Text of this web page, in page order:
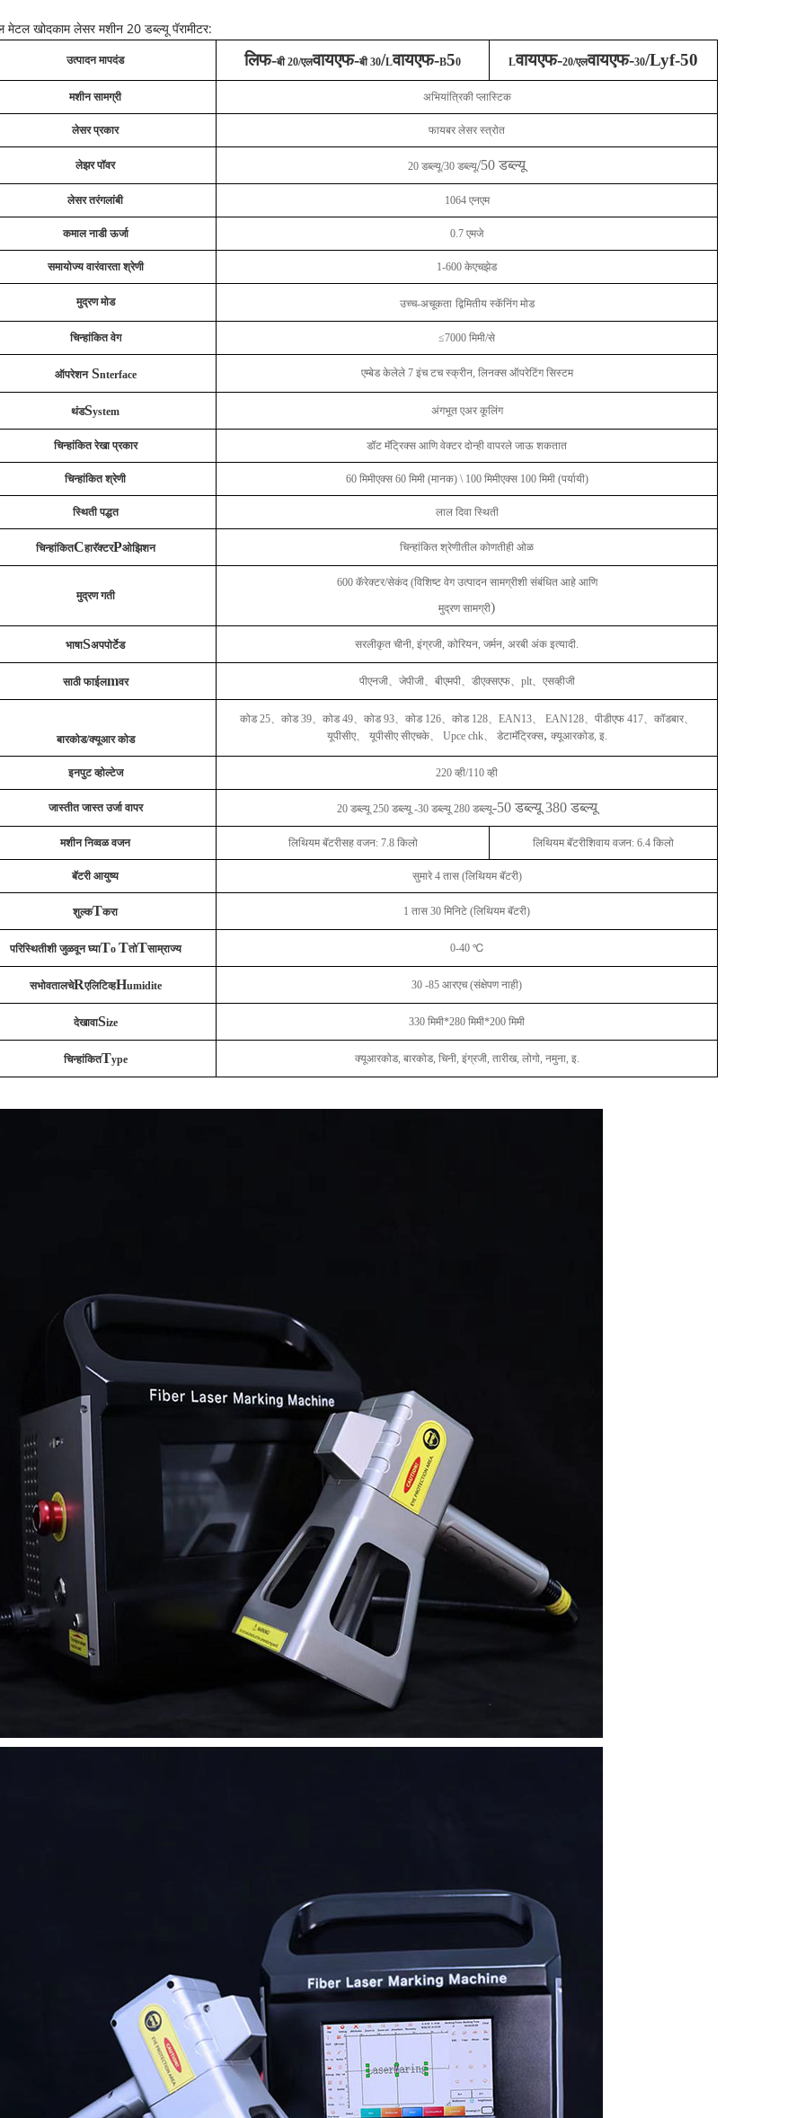
मेटल खोदकाम लेसर मशीन 20 डब्ल्यू पॅरामीटर:
उत्पादन मापदंड लिफ-बी 20/एलवायएफ-बी 30/Lवायएफ-B50 Lवायएफ-20/एलवायएफ-30/Lyf-50
मशीन सामग्री अभियांत्रिकी प्लास्टिक
लेसर प्रकार फायबर लेसर स्त्रोत
लेझर पॉवर 20 डब्ल्यू/30 डब्ल्यू/50 डब्ल्यू
लेसर तरंगलांबी 1064 एनएम
कमाल नाडी ऊर्जा 0.7 एमजे
समायोज्य वारंवारता श्रेणी 1-600 केएचझेड
मुद्रण मोड उच्च-अचूकता द्विमितीय स्कॅनिंग मोड
चिन्हांकित वेग ≤7000 मिमी/से
ऑपरेशन Snterface एम्बेड केलेले 7 इंच टच स्क्रीन, लिनक्स ऑपरेटिंग सिस्टम
थंडSystem अंगभूत एअर कूलिंग
चिन्हांकित रेखा प्रकार डॉट मॅट्रिक्स आणि वेक्टर दोन्ही वापरले जाऊ शकतात
चिन्हांकित श्रेणी 60 मिमीएक्स 60 मिमी (मानक) \ 100 मिमीएक्स 100 मिमी (पर्यायी)
स्थिती पद्धत लाल दिवा स्थिती
चिन्हांकितCहारॅक्टरPओझिशन चिन्हांकित श्रेणीतील कोणतीही ओळ
मुद्रण गती
600 कॅरेक्टर/सेकंद (विशिष्ट वेग उत्पादन सामग्रीशी संबंधित आहे आणि
मुद्रण सामग्री)
भाषाSअपपोर्टेड सरलीकृत चीनी, इंग्रजी, कोरियन, जर्मन, अरबी अंक इत्यादी.
साठी फाईलmवर पीएनजी、 जेपीजी、 बीएमपी、 डीएक्सएफ、 plt、 एसव्हीजी
बारकोड/क्यूआर कोड
कोड 25、 कोड 39、 कोड 49、 कोड 93、 कोड 126、 कोड 128、 EAN13、 EAN128、 पीडीएफ 417、 कॉडबार、
यूपीसीए、 यूपीसीए सीएचके、 Upce chk、 डेटामॅट्रिक्स, क्यूआरकोड, इ.
इनपुट व्होल्टेज 220 व्ही/110 व्ही
जास्तीत जास्त उर्जा वापर 20 डब्ल्यू 250 डब्ल्यू -30 डब्ल्यू 280 डब्ल्यू-50 डब्ल्यू 380 डब्ल्यू
मशीन निव्वळ वजन लिथियम बॅटरीसह वजन: 7.8 किलो लिथियम बॅटरीशिवाय वजन: 6.4 किलो
बॅटरी आयुष्य सुमारे 4 तास (लिथियम बॅटरी)
शुल्कTकरा 1 तास 30 मिनिटे (लिथियम बॅटरी)
परिस्थितीशी जुळवून घ्याTo TतोTसाम्राज्य 0-40 ℃
सभोवतालचेRएलिटिव्हHumidite 30 -85 आरएच (संक्षेपण नाही)
देखावाSize 330 मिमी*280 मिमी*200 मिमी
चिन्हांकितType क्यूआरकोड, बारकोड, चिनी, इंग्रजी, तारीख, लोगो, नमुना, इ.